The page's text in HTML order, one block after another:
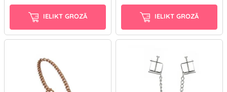
IELIKT GROZĀ IELIKT GROZĀ